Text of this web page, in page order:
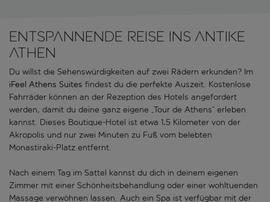
Entspannende Reise ins antike
Athen
Du willst die Sehenswürdigkeiten auf zwei Rädern erkunden? Im
iFeel Athens Suites findest du die perfekte Auszeit. Kostenlose
Fahrräder können an der Rezeption des Hotels angefordert
werden, damit du deine ganz eigene „Tour de Athens“ erleben
kannst. Dieses Boutique-Hotel ist etwa 1,5 Kilometer von der
Akropolis und nur zwei Minuten zu Fuß vom belebten
Monastiraki-Platz entfernt.
Nach einem Tag im Sattel kannst du dich in deinem eigenen
Zimmer mit einer Schönheitsbehandlung oder einer wohltuenden
Massage verwöhnen lassen. Auch ein Spa ist verfügbar mit der